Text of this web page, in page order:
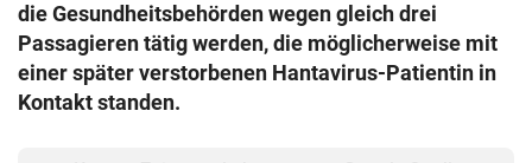
die Gesundheitsbehörden wegen gleich drei
Passagieren tätig werden, die möglicherweise mit
einer später verstorbenen Hantavirus-Patientin in
Kontakt standen.